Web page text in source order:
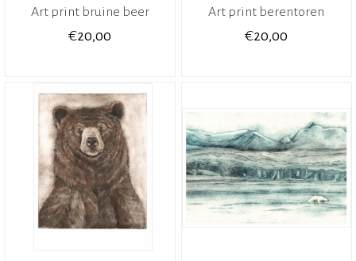
Art print bruine beer
€20,00
Art print berentoren
€20,00